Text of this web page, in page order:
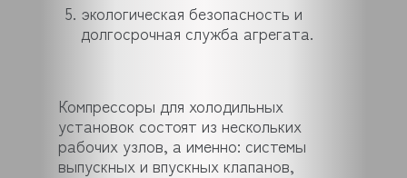
экологическая безопасность и
долгосрочная служба агрегата.
Компрессоры для холодильных
установок состоят из нескольких
рабочих узлов, а именно: системы
выпускных и впускных клапанов,